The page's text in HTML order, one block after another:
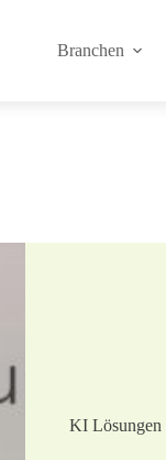
Branchen
KI Lösungen